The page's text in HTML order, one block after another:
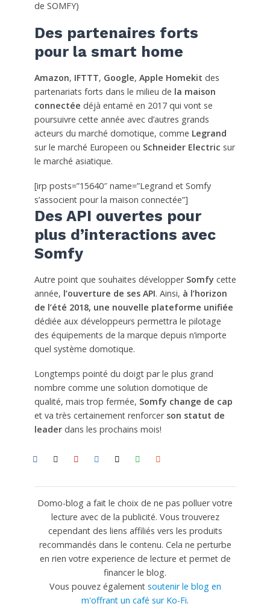
de SOMFY)
Des partenaires forts
pour la smart home
Amazon, IFTTT, Google, Apple Homekit des
partenariats forts dans le milieu de la maison
connectée déjà entamé en 2017 qui vont se
poursuivre cette année avec d’autres grands
acteurs du marché domotique, comme Legrand
sur le marché Europeen ou Schneider Electric sur
le marché asiatique.
[irp posts=”15640″ name=”Legrand et Somfy
s’associent pour la maison connectée”]
Des API ouvertes pour
plus d’interactions avec
Somfy
Autre point que souhaites développer Somfycette
année, l’ouverture de ses API. Ainsi, à l’horizon
de l’été 2018, une nouvelle plateforme unifiée
dédiée aux développeurs permettra le pilotage
des équipements de la marque depuis n’importe
quel système domotique.
Longtemps pointé du doigt par le plus grand
nombre comme une solution domotique de
qualité, mais trop fermée, Somfy change de cap
et va très certainement renforcer son statut de
leaderdans les prochains mois!
Domo-blog a fait le choix de ne pas polluer votre
lecture avec de la publicité. Vous trouverez
cependant des liens affiliés vers les produits
recommandés dans le contenu. Cela ne perturbe
en rien votre experience de lecture et permet de
financer le blog.
Vous pouvez également soutenir le blog en
m'offrant un café sur Ko-Fi.